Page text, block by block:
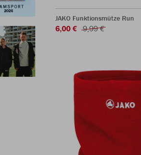
JAKO Funktionsmütze Run
6,00 € 9,99 €